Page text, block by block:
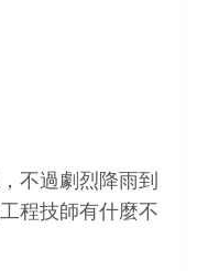
不過劇烈降雨到
程技師有什麼不